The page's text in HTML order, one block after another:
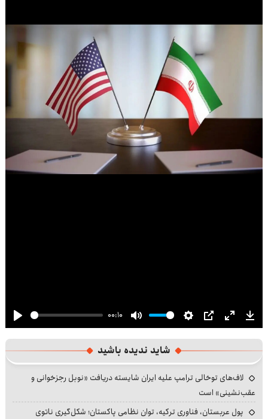
Play
00:10
Mute Settings
PIP Enter
شاید ندیده باشید
لاف‌های توخالی ترامپ علیه ایران شایسته دریافت «نوبل رجزخوانی و
عقب‌نشینی» است
پول عربستان، فناوری ترکیه، توان نظامی پاکستان؛ شکل‌گیری ناتوی